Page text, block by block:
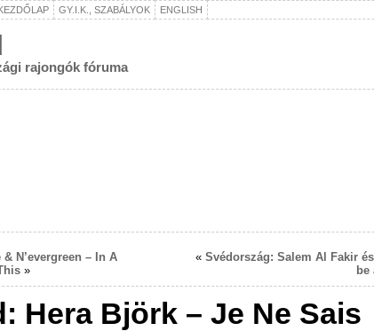
GY.I.K., SZABÁLYOK ENGLISH
rajongók fóruma
& N’evergreen – In A
»
« Svédország: Salem Al Fakir
be
Hera Björk – Je Ne Sais